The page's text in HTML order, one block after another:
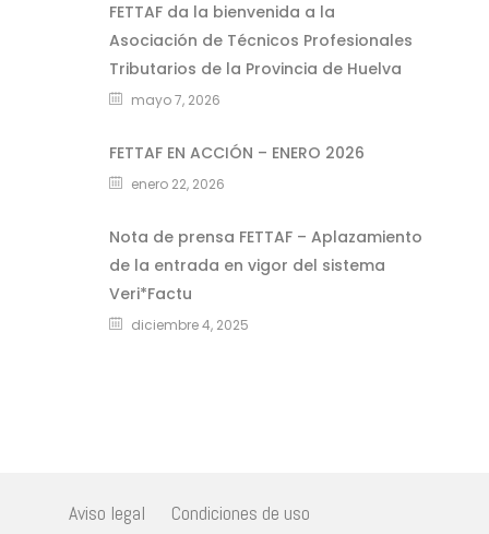
FETTAF da la bienvenida a la
Asociación de Técnicos Profesionales
Tributarios de la Provincia de Huelva
mayo 7, 2026
FETTAF EN ACCIÓN – ENERO 2026
enero 22, 2026
Nota de prensa FETTAF – Aplazamiento
de la entrada en vigor del sistema
Veri*Factu
diciembre 4, 2025
Aviso legal Condiciones de uso